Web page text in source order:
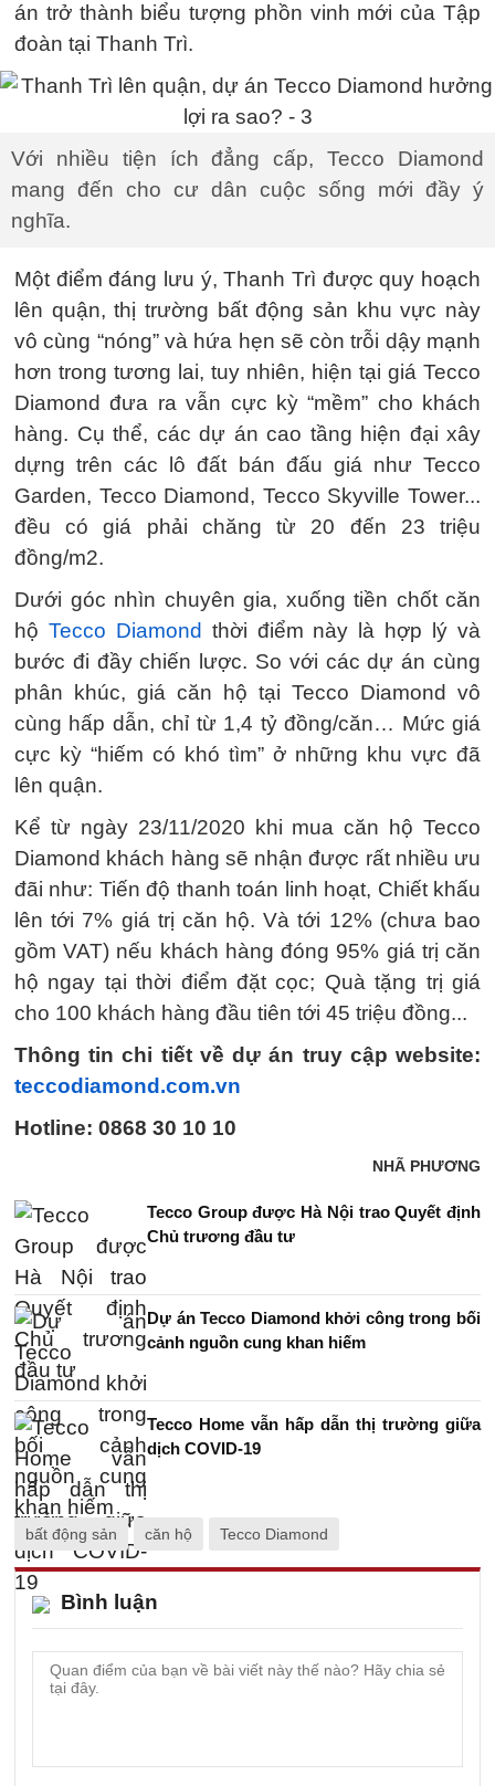
án trở thành biểu tượng phồn vinh mới của Tập
đoàn tại Thanh Trì.
Với nhiều tiện ích đẳng cấp, Tecco Diamond
mang đến cho cư dân cuộc sống mới đầy ý
nghĩa.
Một điểm đáng lưu ý, Thanh Trì được quy hoạch
lên quận, thị trường bất động sản khu vực này
vô cùng “nóng” và hứa hẹn sẽ còn trỗi dậy mạnh
hơn trong tương lai, tuy nhiên, hiện tại giá Tecco
Diamond đưa ra vẫn cực kỳ “mềm” cho khách
hàng. Cụ thể, các dự án cao tầng hiện đại xây
dựng trên các lô đất bán đấu giá như Tecco
Garden, Tecco Diamond, Tecco Skyville Tower...
đều có giá phải chăng từ 20 đến 23 triệu
đồng/m2.
Dưới góc nhìn chuyên gia, xuống tiền chốt căn
hộ Tecco Diamond thời điểm này là hợp lý và
bước đi đầy chiến lược. So với các dự án cùng
phân khúc, giá căn hộ tại Tecco Diamond vô
cùng hấp dẫn, chỉ từ 1,4 tỷ đồng/căn… Mức giá
cực kỳ “hiếm có khó tìm” ở những khu vực đã
lên quận.
Kể từ ngày 23/11/2020 khi mua căn hộ Tecco
Diamond khách hàng sẽ nhận được rất nhiều ưu
đãi như: Tiến độ thanh toán linh hoạt, Chiết khấu
lên tới 7% giá trị căn hộ. Và tới 12% (chưa bao
gồm VAT) nếu khách hàng đóng 95% giá trị căn
hộ ngay tại thời điểm đặt cọc; Quà tặng trị giá
cho 100 khách hàng đầu tiên tới 45 triệu đồng...
Thông tin chi tiết về dự án truy cập website:
teccodiamond.com.vn
Hotline: 0868 30 10 10
NHÃ PHƯƠNG
Tecco Group được Hà Nội trao Quyết định
Chủ trương đầu tư
Dự án Tecco Diamond khởi công trong bối
cảnh nguồn cung khan hiếm
Tecco Home vẫn hấp dẫn thị trường giữa
dịch COVID-19
bất động sản căn hộ Tecco Diamond
Bình luận